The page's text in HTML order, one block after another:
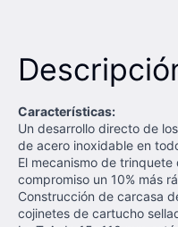
Características:
Un desarrollo directo de
de acero inoxidable en
El mecanismo de
compromiso un 10% más
Construcción de carcasa
cojinetes de cartucho